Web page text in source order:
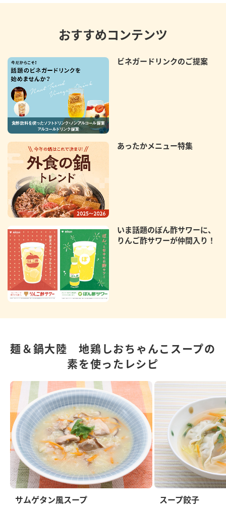
おすすめコンテンツ
ビネガードリンクのご提案
あったかメニュー特集
いま話題のぽん酢サワーに、
りんご酢サワーが仲間入り！
麺＆鍋大陸 地鶏しおちゃんこスープの
素を使ったレシピ
サムゲタン風スープ スープ餃子